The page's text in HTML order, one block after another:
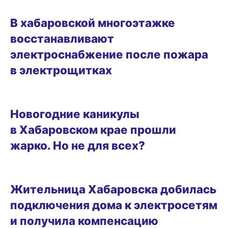
В хабаровской многоэтажке
восстанавливают
электроснабжение после пожара
в электрощитках
Новогодние каникулы
в Хабаровском крае прошли
жарко. Но не для всех?
Жительница Хабаровска добилась
подключения дома к электросетям
и получила компенсацию